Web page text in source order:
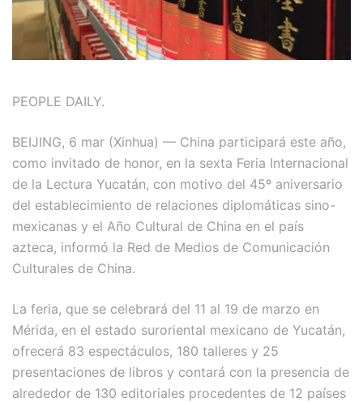
PEOPLE DAILY.
BEIJING, 6 mar (Xinhua) — China participará este año,
como invitado de honor, en la sexta Feria Internacional
de la Lectura Yucatán, con motivo del 45º aniversario
del establecimiento de relaciones diplomáticas sino-
mexicanas y el Año Cultural de China en el país
azteca, informó la Red de Medios de Comunicación
Culturales de China.
La feria, que se celebrará del 11 al 19 de marzo en
Mérida, en el estado suroriental mexicano de Yucatán,
ofrecerá 83 espectáculos, 180 talleres y 25
presentaciones de libros y contará con la presencia de
alrededor de 130 editoriales procedentes de 12 países